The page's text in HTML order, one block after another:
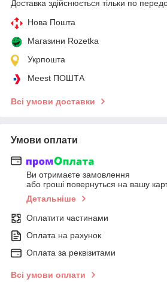
Доставка здійснюється тільки по
Нова Пошта
Магазини Rozetka
Укрпошта
Meest ПОШТА
Всі умови доставки
Умови оплати
Ви отримаєте замовлення
або гроші повернуться на вашу
Детальніше
Оплатити частинами
Оплата на рахунок
Оплата за реквізитами
Всі умови оплати